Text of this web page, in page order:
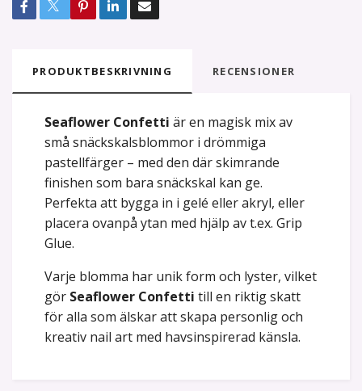
PRODUKTBESKRIVNING RECENSIONER
Seaflower Confetti är en magisk mix av
små snäckskalsblommor i drömmiga
pastellfärger – med den där skimrande
finishen som bara snäckskal kan ge.
Perfekta att bygga in i gelé eller akryl, eller
placera ovanpå ytan med hjälp av t.ex. Grip
Glue.
Varje blomma har unik form och lyster, vilket
gör Seaflower Confetti till en riktig skatt
för alla som älskar att skapa personlig och
kreativ nail art med havsinspirerad känsla.